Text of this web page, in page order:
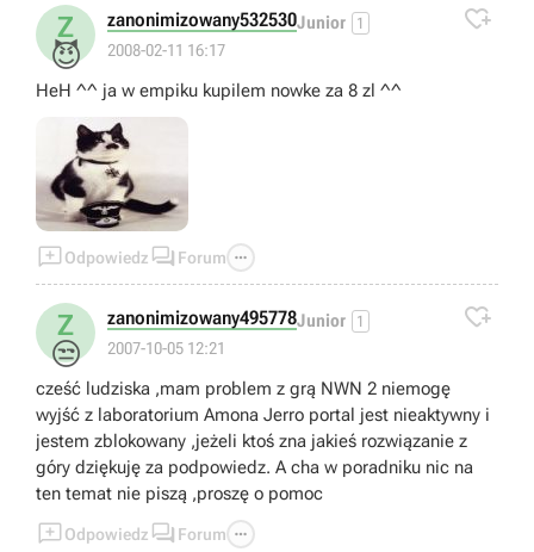
Z
😈
zanonimizowany532530Junior 1
2008-02-11 16:17

HeH ^^ ja w empiku kupilem nowke za 8 zl ^^
Odpowiedz  Forum 
Z
😒
zanonimizowany495778Junior 1
2007-10-05 12:21

cześć ludziska ,mam problem z grą NWN 2 niemogę
wyjść z laboratorium Amona Jerro portal jest nieaktywny i
jestem zblokowany ,jeżeli ktoś zna jakieś rozwiązanie z
góry dziękuję za podpowiedz. A cha w poradniku nic na
ten temat nie piszą ,proszę o pomoc
Odpowiedz  Forum 